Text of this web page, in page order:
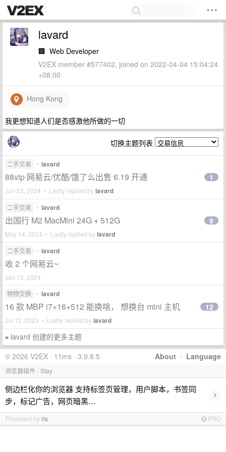
lavard
🏢 Web Developer
V2EX member #577402, joined on 2022-04-04 15:04:24
+08:00
Hong Kong
我更想知道人们是否感激他所做的一切
切换主题列表
二手交易 • lavard
88vip 网易云/优酷/饿了么出售 6.19 开通
Jun 23, 2024 • Lastly replied bylavard
1
二手交易 • lavard
出国行 M2 MacMini 24G + 512G
May 14, 2024 • Lastly replied bylavard
9
二手交易 • lavard
收 2 个网易云~
Jan 13, 2024
物物交换
• lavard
16 款 MBP i7+16+512 能换啥， 想换台 mini 主机
Jul 12, 2023 • Lastly replied bylavard
12
» lavard 创建的更多主题
About · Language
© 2026 V2EX · 11ms · 3.9.8.5
浏览器插件 - Stay
侧边栏化你的浏览器 支持标签页管理，用户脚本，书签同
步，标记广告，网页暗黑…
›
Promoted by ris PRO